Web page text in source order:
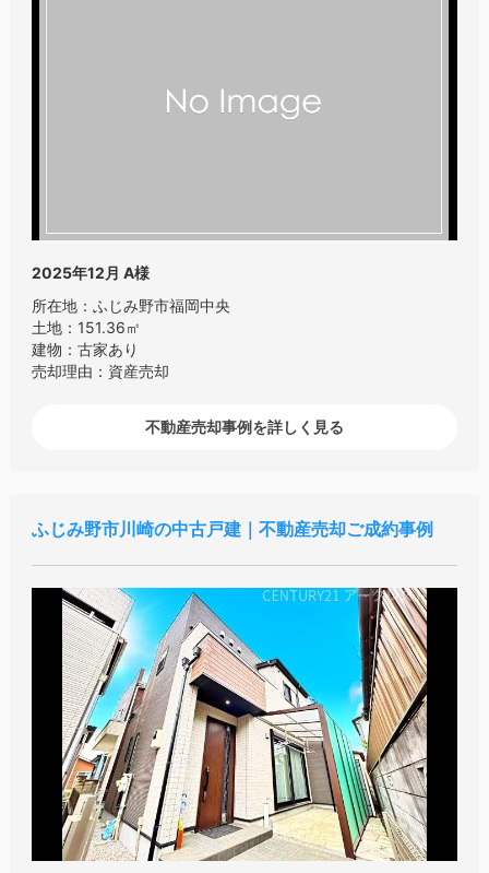
2025年12月 A様
所在地：ふじみ野市福岡中央
土地：151.36㎡
建物：古家あり
売却理由：資産売却
不動産売却事例を詳しく見る
ふじみ野市川崎の中古戸建｜不動産売却ご成約事例